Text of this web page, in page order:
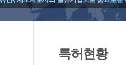
특허현황